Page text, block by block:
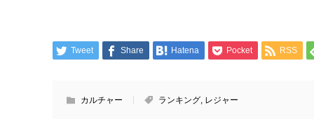
Tweet Share Hatena Pocket RSS
カルチャー ランキング, レジャー